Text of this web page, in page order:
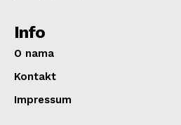
Info
O nama
Kontakt
Impressum